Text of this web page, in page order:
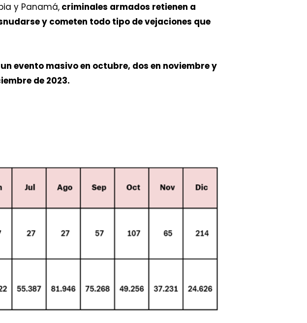
y Panamá, criminales armados retienen a
y cometen todo tipo de vejaciones que
evento masivo en octubre, dos en noviembre y
de 2023.